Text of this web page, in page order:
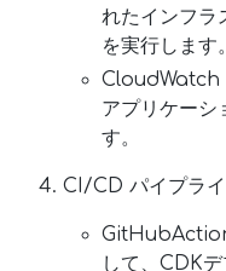
れたインフラ
を実行します。
CloudWatch
アプリケーシ
す。
CI/CD パイプラ
して、CDKデ